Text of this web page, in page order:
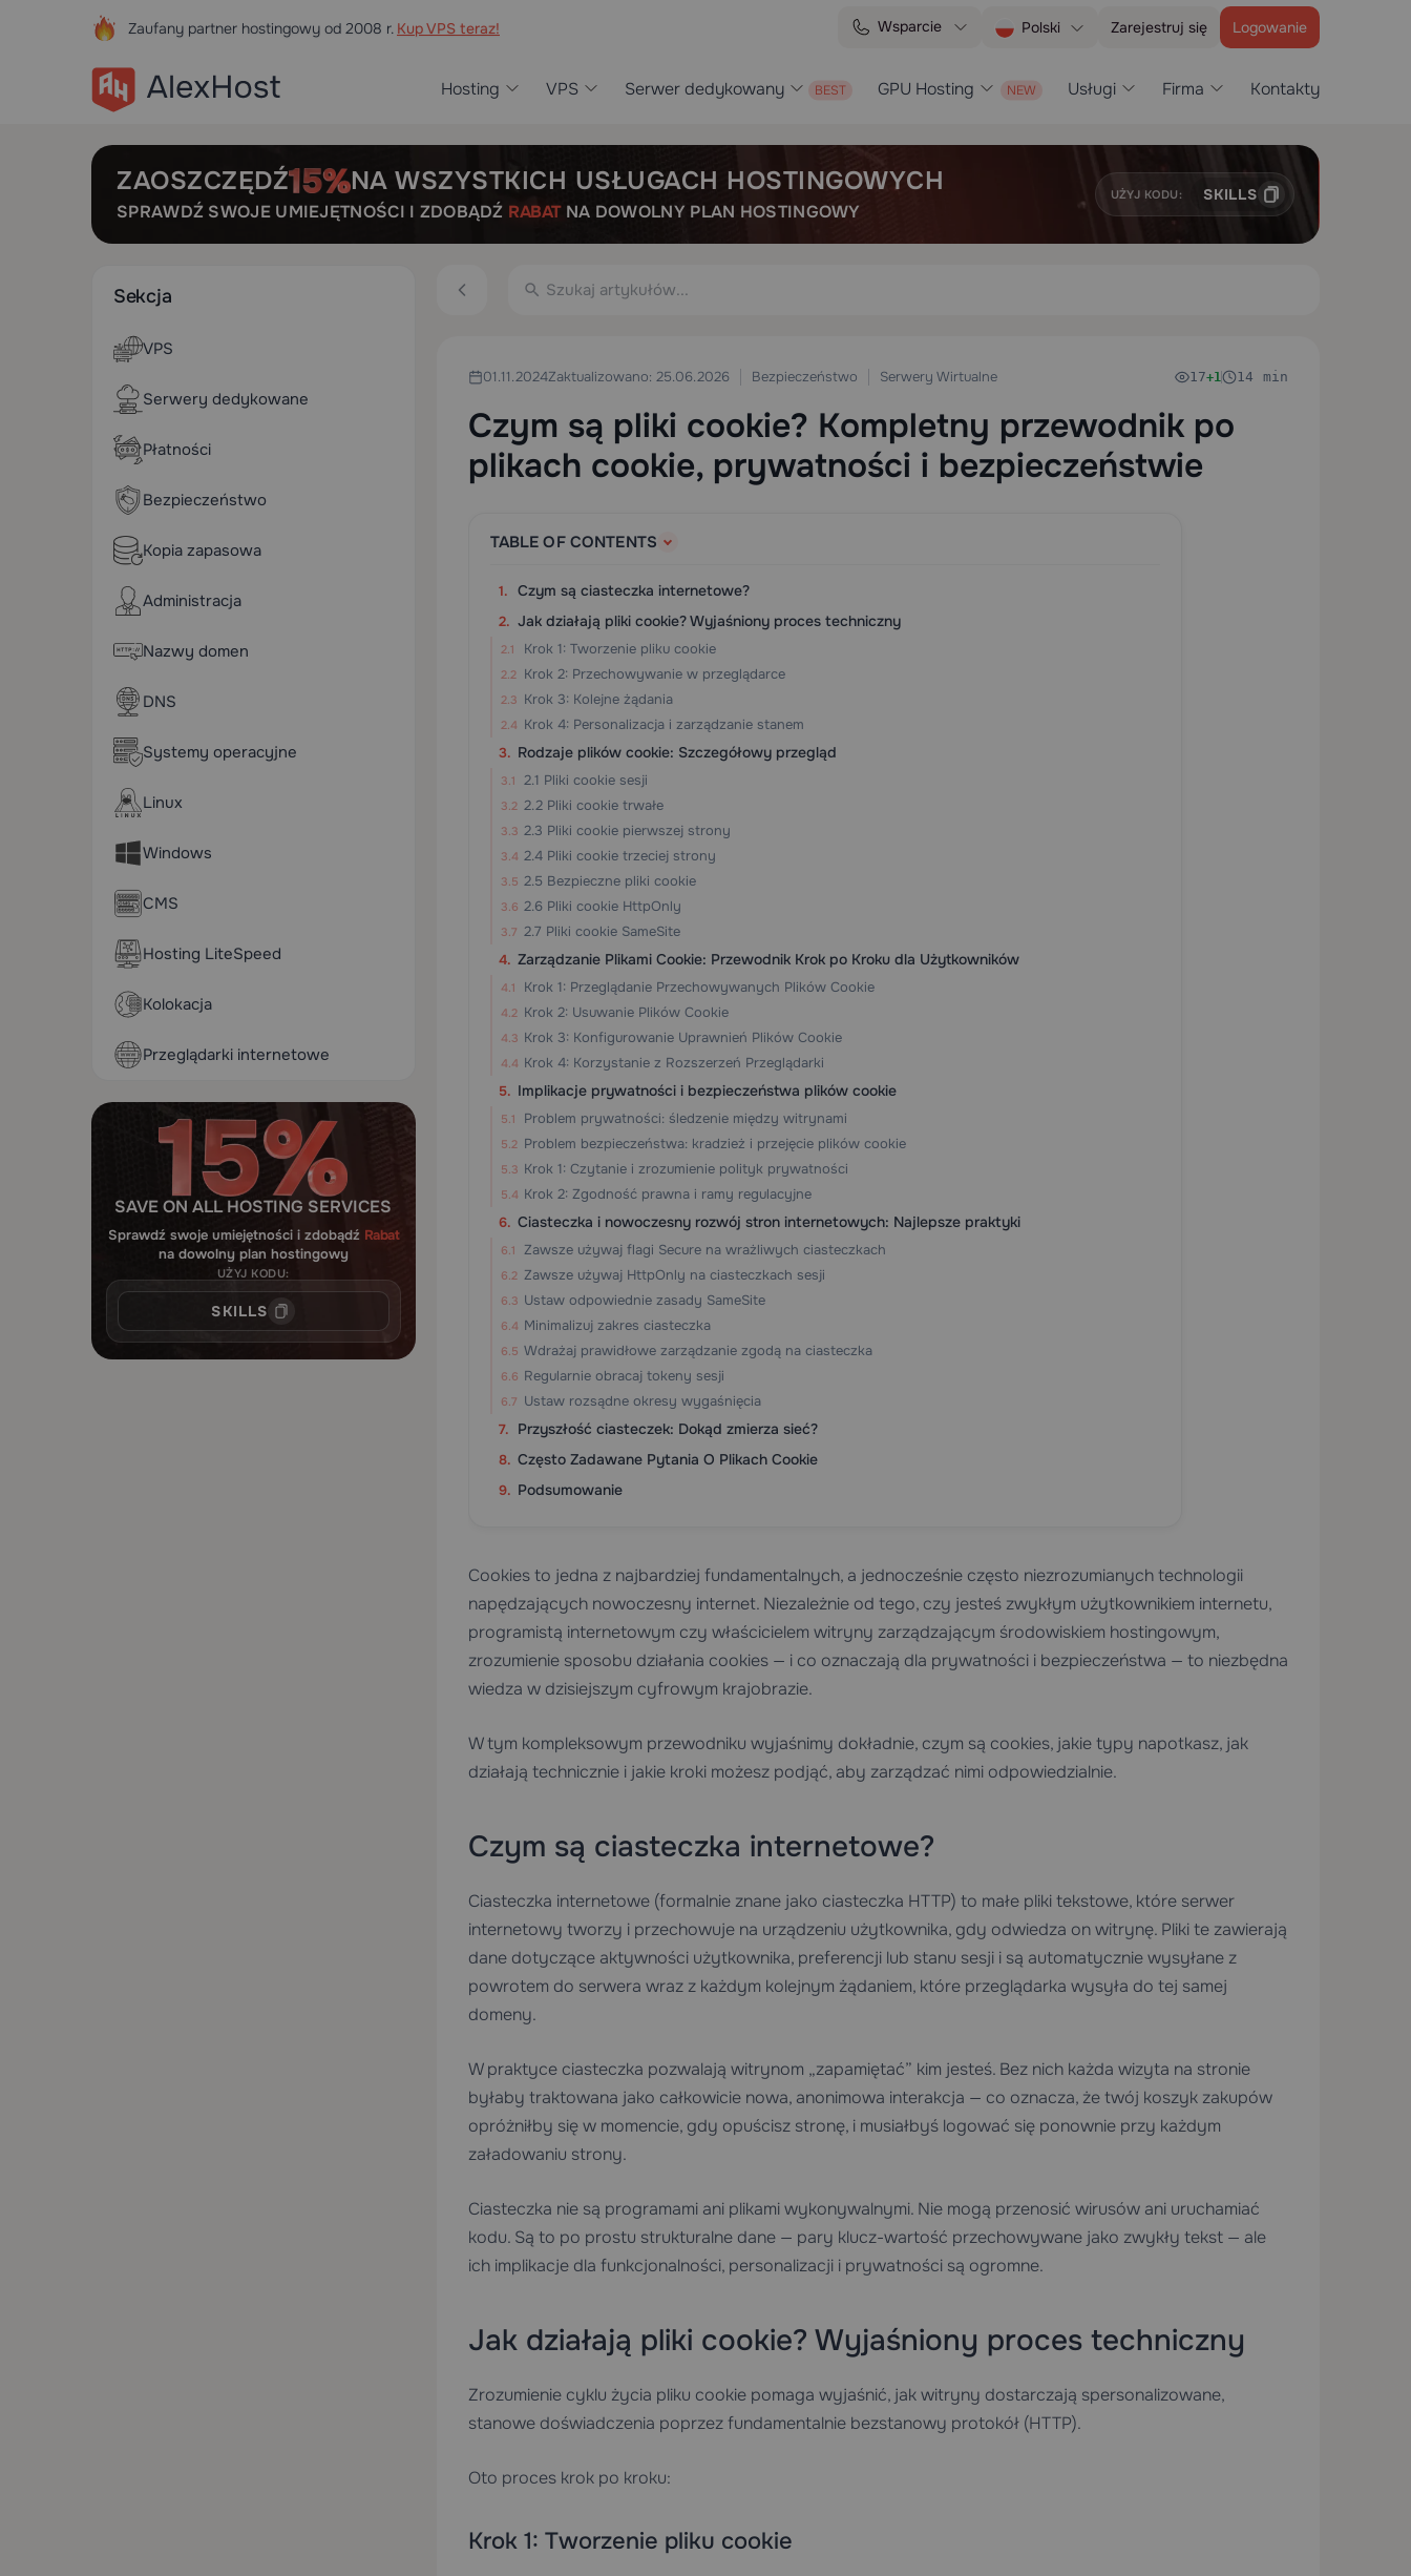
Zaufany partner hostingowy od 2008 r. Kup VPS teraz! Wsparcie Polski Zarejestruj się Logowanie
Hosting VPS Serwer dedykowany GPU Hosting Usługi Firma Kontakty
ZAOSZCZĘDŹ NA WSZYSTKICH USŁUGACH HOSTINGOWYCH
SPRAWDŹ SWOJE UMIEJĘTNOŚCI I ZDOBĄDŹ RABATNA DOWOLNY PLAN HOSTINGOWY
UŻYJ KODU: SKILLS
Sekcja
VPS
Serwery dedykowane
Płatności
Bezpieczeństwo
Kopia zapasowa
Administracja
Nazwy domen
DNS
Systemy operacyjne
Linux
Windows
CMS
Hosting LiteSpeed
Kolokacja
Przeglądarki internetowe
SAVE ON ALL HOSTING SERVICES
Sprawdź swoje umiejętności i zdobądź Rabat
na dowolny plan hostingowy
UŻYJ KODU:
SKILLS
01.11.2024Zaktualizowano: 25.06.2026 Bezpieczeństwo Serwery Wirtualne 17+1 14 min
Czym są pliki cookie? Kompletny przewodnik po
plikach cookie, prywatności i bezpieczeństwie
TABLE OF CONTENTS
Czym są ciasteczka internetowe?
Jak działają pliki cookie? Wyjaśniony proces techniczny
Krok 1: Tworzenie pliku cookie
Krok 2: Przechowywanie w przeglądarce
Krok 3: Kolejne żądania
Krok 4: Personalizacja i zarządzanie stanem
Rodzaje plików cookie: Szczegółowy przegląd
2.1 Pliki cookie sesji
2.2 Pliki cookie trwałe
2.3 Pliki cookie pierwszej strony
2.4 Pliki cookie trzeciej strony
2.5 Bezpieczne pliki cookie
2.6 Pliki cookie HttpOnly
2.7 Pliki cookie SameSite
Zarządzanie Plikami Cookie: Przewodnik Krok po Kroku dla Użytkowników
Krok 1: Przeglądanie Przechowywanych Plików Cookie
Krok 2: Usuwanie Plików Cookie
Krok 3: Konfigurowanie Uprawnień Plików Cookie
Krok 4: Korzystanie z Rozszerzeń Przeglądarki
Implikacje prywatności i bezpieczeństwa plików cookie
Problem prywatności: śledzenie między witrynami
Problem bezpieczeństwa: kradzież i przejęcie plików cookie
Krok 1: Czytanie i zrozumienie polityk prywatności
Krok 2: Zgodność prawna i ramy regulacyjne
Ciasteczka i nowoczesny rozwój stron internetowych: Najlepsze praktyki
Zawsze używaj flagi Secure na wrażliwych ciasteczkach
Zawsze używaj HttpOnly na ciasteczkach sesji
Ustaw odpowiednie zasady SameSite
Minimalizuj zakres ciasteczka
Wdrażaj prawidłowe zarządzanie zgodą na ciasteczka
Regularnie obracaj tokeny sesji
Ustaw rozsądne okresy wygaśnięcia
Przyszłość ciasteczek: Dokąd zmierza sieć?
Często Zadawane Pytania O Plikach Cookie
Podsumowanie
Cookies to jedna z najbardziej fundamentalnych, a jednocześnie często niezrozumianych technologii
napędzających nowoczesny internet. Niezależnie od tego, czy jesteś zwykłym użytkownikiem internetu,
programistą internetowym czy właścicielem witryny zarządzającym środowiskiem hostingowym,
zrozumienie sposobu działania cookies — i co oznaczają dla prywatności i bezpieczeństwa — to niezbędna
wiedza w dzisiejszym cyfrowym krajobrazie.
W tym kompleksowym przewodniku wyjaśnimy dokładnie, czym są cookies, jakie typy napotkasz, jak
działają technicznie i jakie kroki możesz podjąć, aby zarządzać nimi odpowiedzialnie.
Czym są ciasteczka internetowe?
Ciasteczka internetowe (formalnie znane jako ciasteczka HTTP) to małe pliki tekstowe, które serwer
internetowy tworzy i przechowuje na urządzeniu użytkownika, gdy odwiedza on witrynę. Pliki te zawierają
dane dotyczące aktywności użytkownika, preferencji lub stanu sesji i są automatycznie wysyłane z
powrotem do serwera wraz z każdym kolejnym żądaniem, które przeglądarka wysyła do tej samej
domeny.
W praktyce ciasteczka pozwalają witrynom „zapamiętać” kim jesteś. Bez nich każda wizyta na stronie
byłaby traktowana jako całkowicie nowa, anonimowa interakcja — co oznacza, że twój koszyk zakupów
opróżniłby się w momencie, gdy opuścisz stronę, i musiałbyś logować się ponownie przy każdym
załadowaniu strony.
Ciasteczka nie są programami ani plikami wykonywalnymi. Nie mogą przenosić wirusów ani uruchamiać
kodu. Są to po prostu strukturalne dane — pary klucz-wartość przechowywane jako zwykły tekst — ale
ich implikacje dla funkcjonalności, personalizacji i prywatności są ogromne.
Jak działają pliki cookie? Wyjaśniony proces techniczny
Zrozumienie cyklu życia pliku cookie pomaga wyjaśnić, jak witryny dostarczają spersonalizowane,
stanowe doświadczenia poprzez fundamentalnie bezstanowy protokół (HTTP).
Oto proces krok po kroku:
Krok 1: Tworzenie pliku cookie